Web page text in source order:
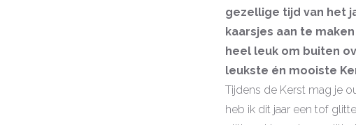
gezellige tijd van het
kaarsjes aan te
heel leuk om buiten
leukste én mooiste
Tijdens de Kerst mag je
heb ik dit jaar een tof